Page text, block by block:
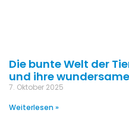
Die bunte Welt der
und ihre
7. Oktober 2025
Weiterlesen »